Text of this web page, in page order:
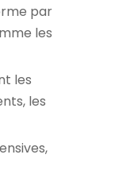
par
les
les
les